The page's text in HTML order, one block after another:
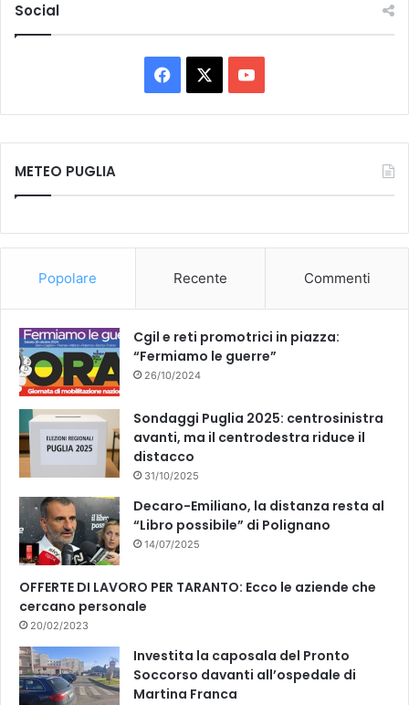
Social
Facebook You
Tube
METEO PUGLIA
Popolare Recente Commenti
Cgil e reti promotrici in piazza:
“Fermiamo le guerre”
26/10/2024
Sondaggi Puglia 2025: centrosinistra
avanti, ma il centrodestra riduce il
distacco
31/10/2025
Decaro-Emiliano, la distanza resta al
“Libro possibile” di Polignano
14/07/2025
OFFERTE DI LAVORO PER TARANTO: Ecco le aziende che
cercano personale
20/02/2023
Investita la caposala del Pronto
Soccorso davanti all’ospedale di
Martina Franca